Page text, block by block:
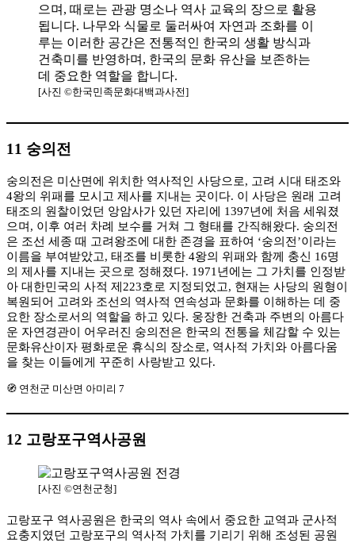
[사진 ©한국민족문화대백과사전]
11 숭의전
숭의전은 미산면에 위치한 역사적인 사당으로, 고려 시대 태조와
4왕의 위패를 모시고 제사를 지내는 곳이다. 이 사당은 원래 고려
태조의 원찰이었던 앙암사가 있던 자리에 1397년에 처음 세워졌
으며, 이후 여러 차례 보수를 거쳐 그 형태를 간직해왔다. 숭의전
은 조선 세종 때 고려왕조에 대한 존경을 표하여 ‘숭의전’이라는
이름을 부여받았고, 태조를 비롯한 4왕의 위패와 함께 충신 16명
의 제사를 지내는 곳으로 정해졌다. 1971년에는 그 가치를 인정받
아 대한민국의 사적 제223호로 지정되었고, 현재는 사당의 원형이
복원되어 고려와 조선의 역사적 연속성과 문화를 이해하는 데 중
요한 장소로서의 역할을 하고 있다. 웅장한 건축과 주변의 아름다
운 자연경관이 어우러진 숭의전은 한국의 전통을 체감할 수 있는
문화유산이자 평화로운 휴식의 장소로, 역사적 가치와 아름다움
을 찾는 이들에게 꾸준히 사랑받고 있다.
🧭 연천군 미산면 아미리 7
12 고랑포구역사공원
[사진 ©연천군청]
고랑포구 역사공원은 한국의 역사 속에서 중요한 교역과 군사적
요충지였던 고랑포구의 역사적 가치를 기리기 위해 조성된 공원